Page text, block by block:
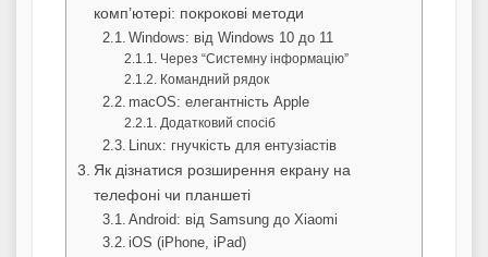
комп’ютері: покрокові методи
Windows: від Windows 10 до 11
Через “Системну інформацію”
Командний рядок
macOS: елегантність Apple
Додатковий спосіб
Linux: гнучкість для ентузіастів
Як дізнатися розширення екрану на
телефоні чи планшеті
Android: від Samsung до Xiaomi
iOS (iPhone, iPad)